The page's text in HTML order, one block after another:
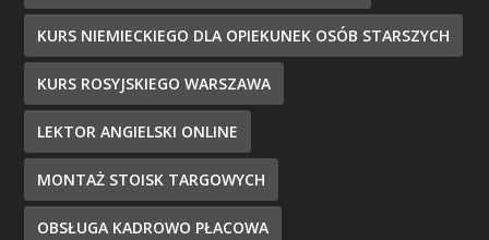
KURS NIEMIECKIEGO DLA OPIEKUNEK OSÓB STARSZYCH
KURS ROSYJSKIEGO WARSZAWA
LEKTOR ANGIELSKI ONLINE
MONTAŻ STOISK TARGOWYCH
OBSŁUGA KADROWO PŁACOWA